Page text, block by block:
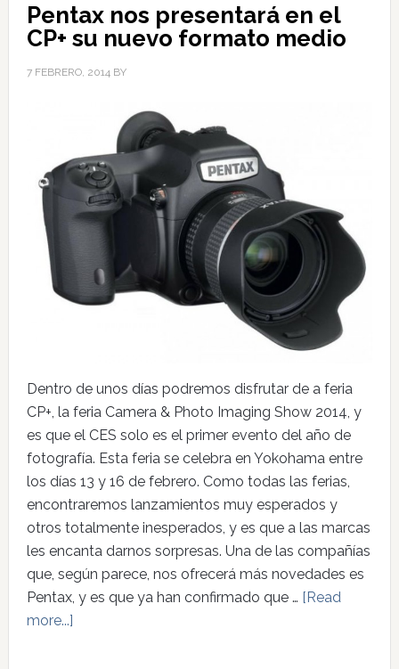
Pentax nos presentará en el
CP+ su nuevo formato medio
7 FEBRERO, 2014 BY
Dentro de unos días podremos disfrutar de a feria
CP+, la feria Camera & Photo Imaging Show 2014, y
es que el CES solo es el primer evento del año de
fotografía. Esta feria se celebra en Yokohama entre
los días 13 y 16 de febrero. Como todas las ferias,
encontraremos lanzamientos muy esperados y
otros totalmente inesperados, y es que a las marcas
les encanta darnos sorpresas. Una de las compañías
que, según parece, nos ofrecerá más novedades es
Pentax, y es que ya han confirmado que … [Read
more...]